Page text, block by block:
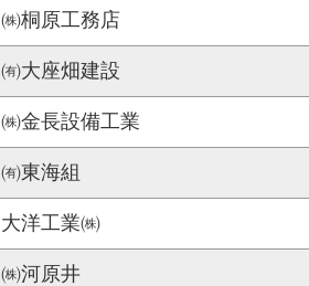
㈱桐原工務店
㈲大座畑建設
㈱金長設備工業
㈲東海組
大洋工業㈱
㈱河原井